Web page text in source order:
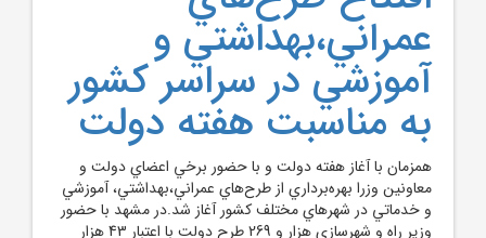
عمراني،بهداشتي و
آموزشي در سراسر کشور
به مناسبت هفته دولت
همزمان با آغاز هفته دولت و با حضور برخي اعضاي دولت و
معاونين وزرا بهره‌برداري از طرح‌هاي عمراني،بهداشتي، آموزشي
و خدماتي در شهرهاي مختلف کشور آغاز شد.در مشهد با حضور
وزير راه و شهرسازي هزار و 269 طرح دولت با اعتبار 43 هزار